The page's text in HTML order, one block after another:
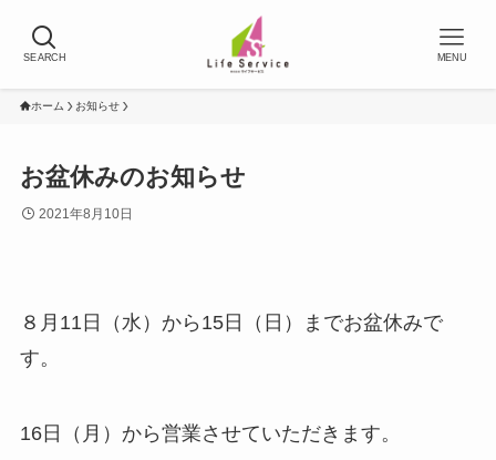
SEARCH MENU
ホーム お知らせ
お盆休みのお知らせ
2021年8月10日
８月11日（水）から15日（日）までお盆休みで
す。
16日（月）から営業させていただきます。